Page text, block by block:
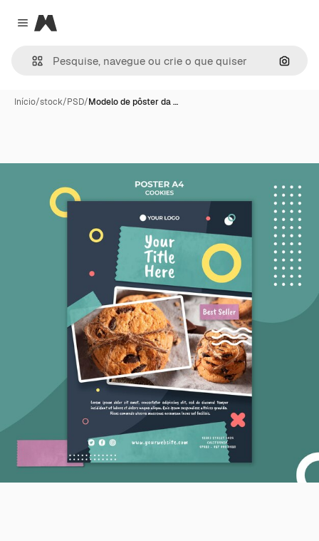
Close menu
Magnific
Início/stock/PSD/Modelo de pôster da …